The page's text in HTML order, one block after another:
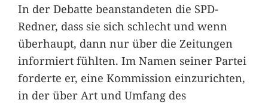
In der Debatte beanstandeten die SPD-
Redner, dass sie sich schlecht und wenn
überhaupt, dann nur über die Zeitungen
informiert fühlten. Im Namen seiner Partei
forderte er, eine Kommission einzurichten,
in der über Art und Umfang des